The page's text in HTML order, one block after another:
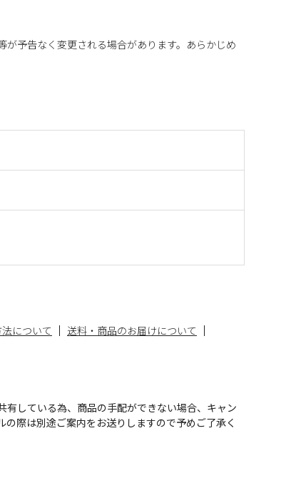
予告なく変更される場合があります。あらかじめ
について
送料・商品のお届けについて
している為、商品の手配ができない場合、キャン
際は別途ご案内をお送りしますので予めご了承く